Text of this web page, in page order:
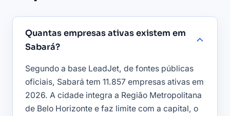
Quantas empresas ativas existem em
Sabará?
Segundo a base LeadJet, de fontes públicas
oficiais, Sabará tem 11.857 empresas ativas em
2026. A cidade integra a Região Metropolitana
de Belo Horizonte e faz limite com a capital, o